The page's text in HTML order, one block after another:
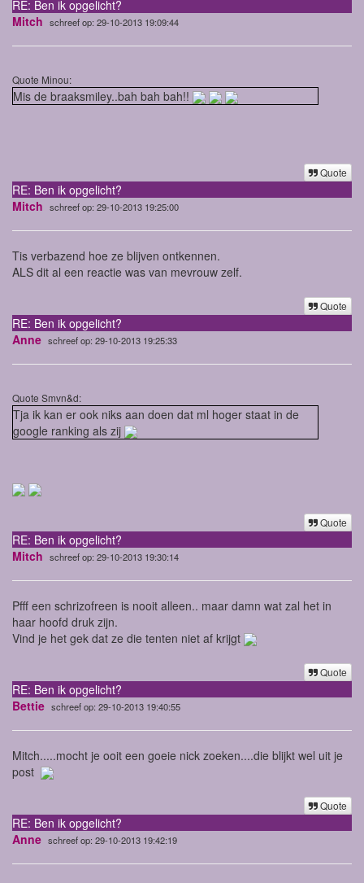
RE: Ben ik opgelicht?
Mitch schreef op: 29-10-2013 19:09:44
Quote Minou:
Mis de braaksmiley..bah bah bah!!
Quote
RE: Ben ik opgelicht?
Mitch schreef op: 29-10-2013 19:25:00
Tis verbazend hoe ze blijven ontkennen.
ALS dit al een reactie was van mevrouw zelf.
Quote
RE: Ben ik opgelicht?
Anne schreef op: 29-10-2013 19:25:33
Quote Smvn&d:
Tja ik kan er ook niks aan doen dat ml hoger staat in de
google ranking als zij
Quote
RE: Ben ik opgelicht?
Mitch schreef op: 29-10-2013 19:30:14
Pfff een schrizofreen is nooit alleen.. maar damn wat zal het in
haar hoofd druk zijn.
Vind je het gek dat ze die tenten niet af krijgt
Quote
RE: Ben ik opgelicht?
Bettie schreef op: 29-10-2013 19:40:55
Mitch.....mocht je ooit een goeie nick zoeken....die blijkt wel uit je
post
Quote
RE: Ben ik opgelicht?
Anne schreef op: 29-10-2013 19:42:19